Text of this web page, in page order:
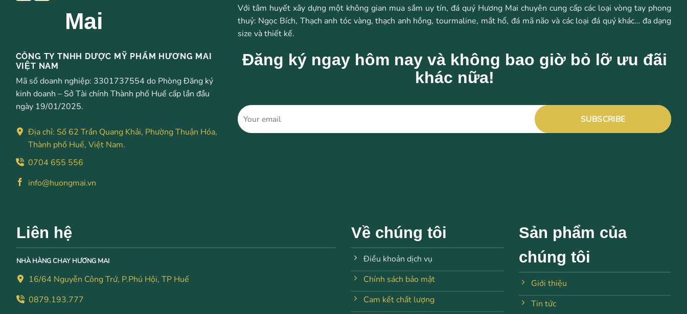
Mai
CÔNG TY TNHH DƯỢC MỸ PHẨM HƯƠNG MAI
VIỆT NAM
Mã số doanh nghiệp: 3301737554 do Phòng Đăng ký
kinh doanh – Sở Tài chính Thành phố Huế cấp lần đầu
ngày 19/01/2025.
Địa chỉ: Số 62 Trần Quang Khải, Phường Thuận Hóa,
Thành phố Huế, Việt Nam.
0704 655 556
info@huongmai.vn
Với tâm huyết xây dựng một không gian mua sắm uy tín, đá quý Hương Mai chuyên cung cấp các loại vòng tay phong
thuỷ: Ngọc Bích, Thạch anh tóc vàng, thạch anh hồng, tourmaline, mắt hổ, đá mã não và các loại đá quý khác… đa dạng
size và thiết kế.
Đăng ký ngay hôm nay và không bao giờ bỏ lỡ ưu đãi
khác nữa!
Liên hệ
NHÀ HÀNG CHAY HƯƠNG MAI
16/64 Nguyễn Công Trứ, P.Phú Hội, TP Huế
0879.193.777
Về chúng tôi
Điều khoản dịch vụ
Chính sách bảo mật
Cam kết chất lượng
Sản phẩm của
chúng tôi
Giới thiệu
Tin tức